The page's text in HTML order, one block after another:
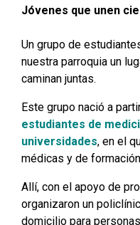
Jóvenes que unen
Un grupo de
nuestra parroquia un
caminan juntas.
Este grupo nació a
estudiantes de
universidades, en el
médicas y de
Allí, con el apoyo de
organizaron un
domicilio para